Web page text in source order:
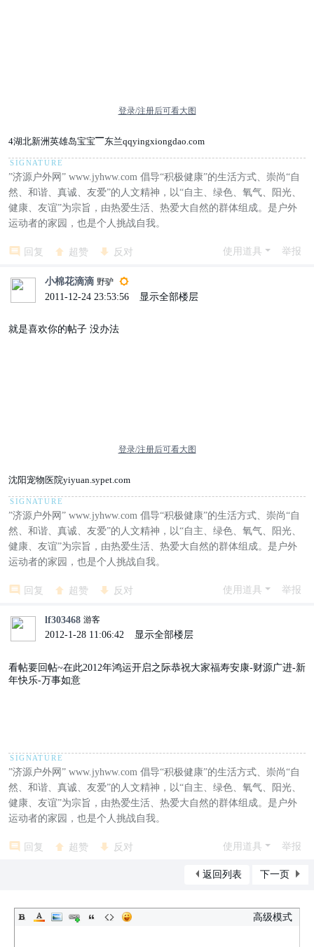
登录/注册后可看大图
4湖北新洲英雄岛宝宝▔东兰qqyingxiongdao.com
”济源户外网” www.jyhww.com 倡导“积极健康”的生活方式、崇尚“自
然、和谐、真诚、友爱”的人文精神，以“自主、绿色、氧气、阳光、
健康、友谊”为宗旨，由热爱生活、热爱大自然的群体组成。是户外
运动者的家园，也是个人挑战自我。
回复 超赞 反对 使用道具 举报
小棉花滴滴 野驴
2011-12-24 23:53:56 显示全部楼层
就是喜欢你的帖子 没办法
登录/注册后可看大图
沈阳宠物医院yiyuan.sypet.com
”济源户外网” www.jyhww.com 倡导“积极健康”的生活方式、崇尚“自
然、和谐、真诚、友爱”的人文精神，以“自主、绿色、氧气、阳光、
健康、友谊”为宗旨，由热爱生活、热爱大自然的群体组成。是户外
运动者的家园，也是个人挑战自我。
回复 超赞 反对 使用道具 举报
lf303468 游客
2012-1-28 11:06:42 显示全部楼层
看帖要回帖~在此2012年鸿运开启之际恭祝大家福寿安康-财源广进-新
年快乐-万事如意
”济源户外网” www.jyhww.com 倡导“积极健康”的生活方式、崇尚“自
然、和谐、真诚、友爱”的人文精神，以“自主、绿色、氧气、阳光、
健康、友谊”为宗旨，由热爱生活、热爱大自然的群体组成。是户外
运动者的家园，也是个人挑战自我。
回复 超赞 反对 使用道具 举报
下一页
返回列表
高级模式